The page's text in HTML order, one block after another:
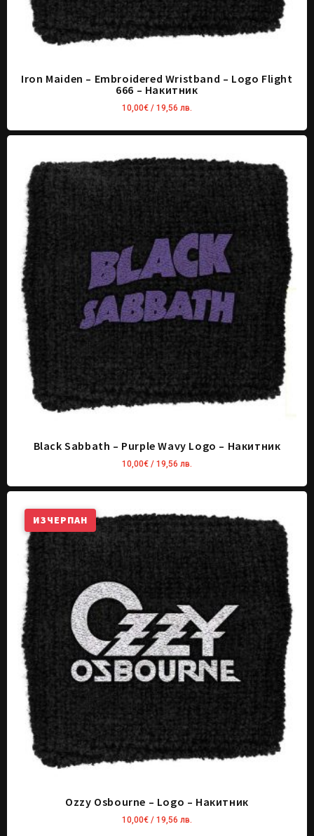
Iron Maiden – Embroidered Wristband – Logo Flight
666 – Накитник
10,00€ / 19,56 лв.
Black Sabbath – Purple Wavy Logo – Накитник
10,00€ / 19,56 лв.
ИЗЧЕРПАН
Ozzy Osbourne – Logo – Накитник
10,00€ / 19,56 лв.